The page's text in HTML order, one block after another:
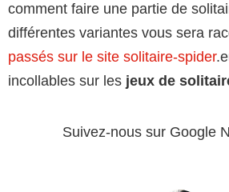
comment faire une partie de
différentes variantes vous sera
passés sur le site solitaire-spider
incollables sur les jeux de
Suivez-nous sur Google